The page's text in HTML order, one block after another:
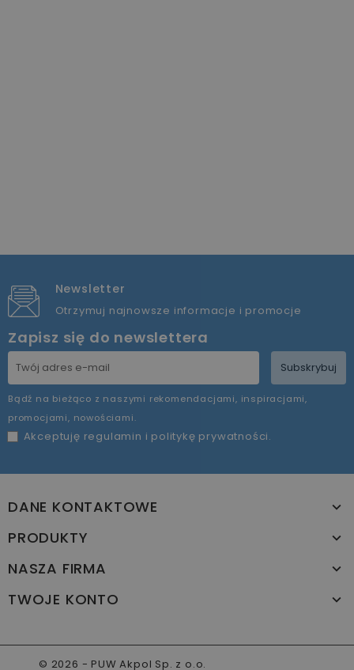
Newsletter
Otrzymuj najnowsze informacje i promocje
Zapisz się do newslettera
Subskrybuj
Bądź na bieżąco z naszymi rekomendacjami, inspiracjami,
promocjami, nowościami.
Akceptuję regulamin i politykę prywatności.
DANE KONTAKTOWE
PRODUKTY
NASZA FIRMA
TWOJE KONTO
© 2026 - PUW Akpol Sp. z o.o.